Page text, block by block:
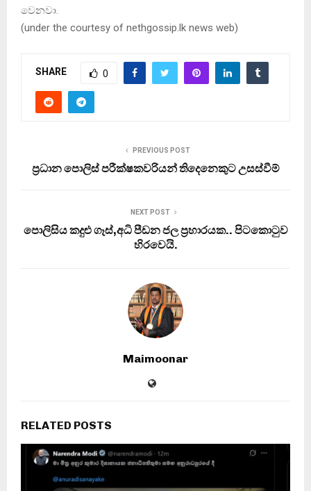
වෙනවා.
(under the courtesy of nethgossip.lk news web)
SHARE 0
PREVIOUS POST
ප‍්‍රධාන පොලිස් පරීක්ෂකවරියන් තිදෙනෙකුට උසස්වීම්
NEXT POST
පොලිසිය කදුළු ගෑස්,අධි පීඩන ජල ප‍්‍රහාරයක.. පිටකොටුව
හිරවෙයි.
Maimoonar
RELATED POSTS